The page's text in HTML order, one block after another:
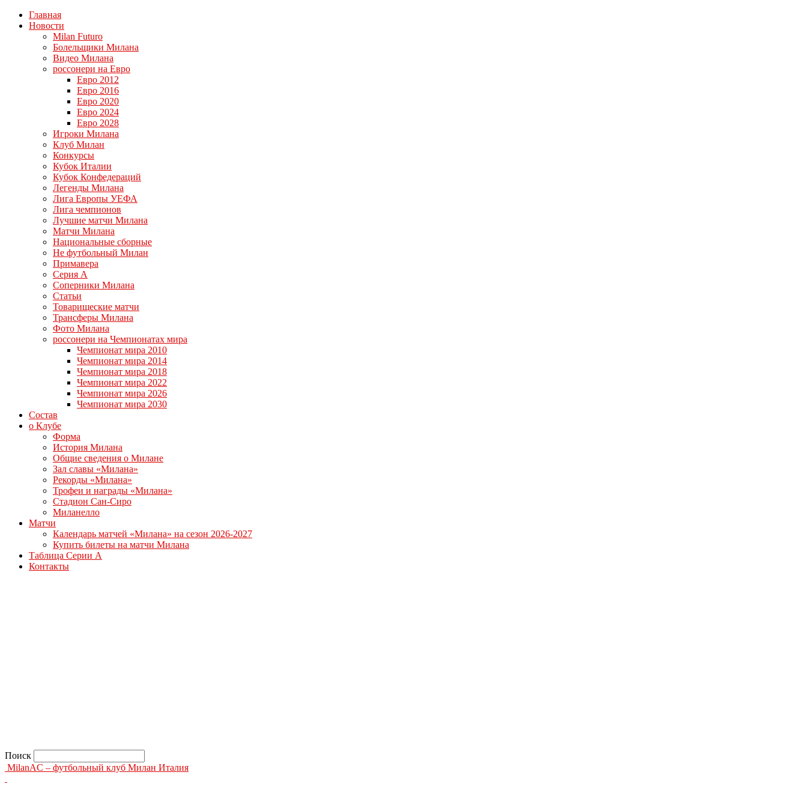
Главная
Новости
Milan Futuro
Болельщики Милана
Видео Милана
россонери на Евро
Евро 2012
Евро 2016
Евро 2020
Евро 2024
Евро 2028
Игроки Милана
Клуб Милан
Конкурсы
Кубок Италии
Кубок Конфедераций
Легенды Милана
Лига Европы УЕФА
Лига чемпионов
Лучшие матчи Милана
Матчи Милана
Национальные сборные
Не футбольный Милан
Примавера
Серия А
Соперники Милана
Статьи
Товарищеские матчи
Трансферы Милана
Фото Милана
россонери на Чемпионатах мира
Чемпионат мира 2010
Чемпионат мира 2014
Чемпионат мира 2018
Чемпионат мира 2022
Чемпионат мира 2026
Чемпионат мира 2030
Состав
о Клубе
Форма
История Милана
Общие сведения о Милане
Зал славы «Милана»
Рекорды «Милана»
Трофеи и награды «Милана»
Стадион Сан-Сиро
Миланелло
Матчи
Календарь матчей «Милана» на сезон 2026-2027
Купить билеты на матчи Милана
Таблица Серии А
Контакты
Поиск
MilanAC – футбольный клуб Милан Италия